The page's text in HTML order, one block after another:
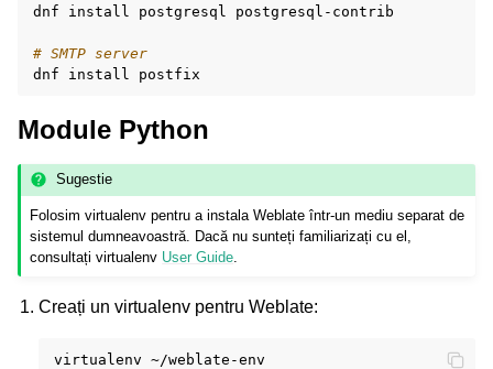
dnf
install postgresql postgresql-contrib
# SMTP server
dnf
install
Module Python
Sugestie
Folosim virtualenv pentru a instala Weblate într-un mediu separat de
sistemul dumneavoastră. Dacă nu sunteți familiarizați cu el,
consultați virtualenv User Guide
Creați un virtualenv pentru Weblate:
virtualenv